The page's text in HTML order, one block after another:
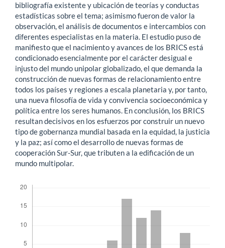
bibliografía existente y ubicación de teorías y conductas
estadísticas sobre el tema; asimismo fueron de valor la
observación, el análisis de documentos e intercambios con
diferentes especialistas en la materia. El estudio puso de
manifiesto que el nacimiento y avances de los BRICS está
condicionado esencialmente por el carácter desigual e
injusto del mundo unipolar globalizado, el que demanda la
construcción de nuevas formas de relacionamiento entre
todos los países y regiones a escala planetaria y, por tanto,
una nueva filosofía de vida y convivencia socioeconómica y
política entre los seres humanos. En conclusión, los BRICS
resultan decisivos en los esfuerzos por construir un nuevo
tipo de gobernanza mundial basada en la equidad, la justicia
y la paz; así como el desarrollo de nuevas formas de
cooperación Sur-Sur, que tributen a la edificación de un
mundo multipolar.